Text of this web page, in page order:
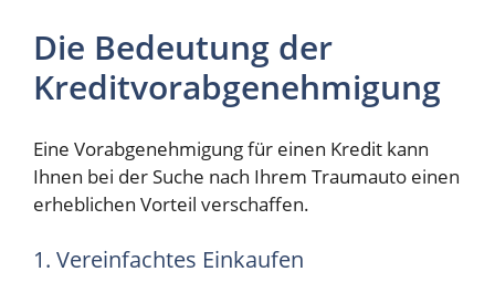
Die Bedeutung der
Kreditvorabgenehmigung
Eine Vorabgenehmigung für einen Kredit kann
Ihnen bei der Suche nach Ihrem Traumauto einen
erheblichen Vorteil verschaffen.
1. Vereinfachtes Einkaufen